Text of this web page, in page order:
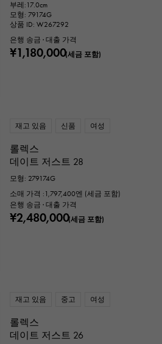
부레:17.0cm
모형: 79174G
상품 ID: W267292
은행 송금 · 대출 가격
¥1,180,000(세금 포함)
재고 있음 신품 여성
롤렉스
데이트 저스트 28
모형: 279174G
소매 가격 : 1,797,400엔 (세금 포함)
은행 송금 · 대출 가격
¥2,480,000(세금 포함)
재고 있음 중고 여성
롤렉스
데이트 저스트 26